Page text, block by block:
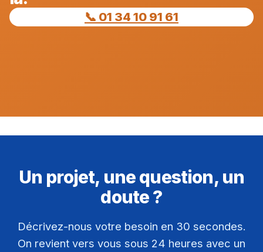
📞 01 34 10 91 61
Un projet, une question, un
doute ?
Décrivez-nous votre besoin en 30 secondes.
On revient vers vous sous 24 heures avec un